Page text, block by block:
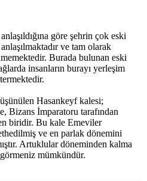
göre şehrin çok eski
ve tam olarak
Burada bulunan eski
insanların burayı yerleşim
Hasankeyf kalesi;
Bizans İmparatoru tarafından
biridir. Bu kale Emeviler
ve en parlak dönemini
Artuklular döneminden kalma
mümkündür.